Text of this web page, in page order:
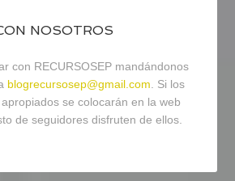
NOSOTROS
con RECURSOSEP mandándonos
blogrecursosep@gmail.com. Si los
se colocarán en la web
de seguidores disfruten de ellos.